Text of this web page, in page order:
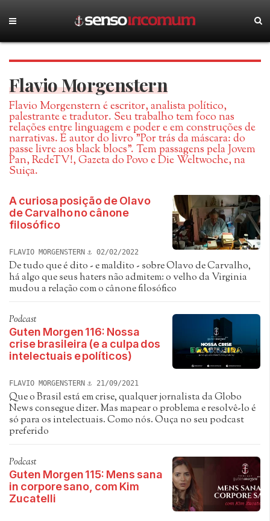
Flavio Morgenstern
Flavio Morgenstern é escritor, analista político,
palestrante e tradutor. Seu trabalho tem foco nas
relações entre linguagem e poder e em construções de
narrativas. É autor do livro "Por trás da máscara: do
passe livre aos black blocs". Tem passagens pela Jovem
Pan, RedeTV!, Gazeta do Povo e Die Weltwoche, na
Suiça.
A curiosa posição de Olavo
de Carvalho no cânone
filosófico
FLAVIO MORGENSTERN 02/02/2022
De tudo que é dito - e maldito - sobre Olavo de Carvalho,
há algo que seus haters não admitem: o velho da Virginia
mudou a relação com o cânone filosófico
Podcast
Guten Morgen 116: Nossa
crise brasileira (e a culpa dos
intelectuais e políticos)
FLAVIO MORGENSTERN 21/09/2021
Que o Brasil está em crise, qualquer jornalista da Globo
News consegue dizer. Mas mapear o problema e resolvê-lo é
só para os intelectuais. Como nós. Ouça no seu podcast
preferido
Podcast
Guten Morgen 115: Mens sana
in corpore sano, com Kim
Zucatelli